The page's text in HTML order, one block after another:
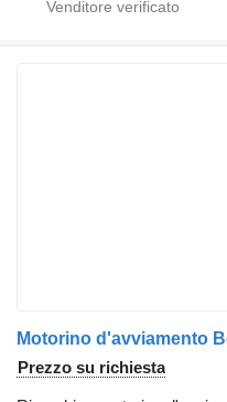
Prezzo su richiesta